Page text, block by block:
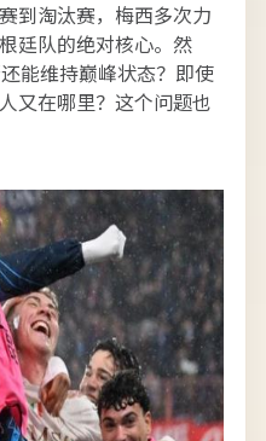
到淘汰赛，梅西多次力
廷队的绝对核心。然
能维持巅峰状态？即使
又在哪里？这个问题也